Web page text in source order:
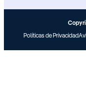
Políticas de Privacidad